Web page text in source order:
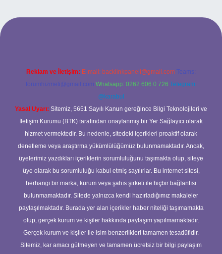
yeni giriş adresi
Reklam ve İletişim: E-mail: backlinkpaneli@gmail.com Teams:
forumhizmeti@gmail.com Whatsapp: 0262 606 0 726 Telegram:
@karabul
Yasal Uyarı: Sitemiz, 5651 Sayılı Kanun gereğince Bilgi Teknolojileri ve
İletişim Kurumu (BTK) tarafından onaylanmış bir Yer Sağlayıcı olarak
hizmet vermektedir. Bu nedenle, sitedeki içerikleri proaktif olarak
denetleme veya araştırma yükümlülüğümüz bulunmamaktadır. Ancak,
üyelerimiz yazdıkları içeriklerin sorumluluğunu taşımakta olup, siteye
üye olarak bu sorumluluğu kabul etmiş sayılırlar. Bu internet sitesi,
herhangi bir marka, kurum veya şahıs şirketi ile hiçbir bağlantısı
bulunmamaktadır. Sitede yalnızca kendi hazırladığımız makaleler
paylaşılmaktadır. Burada yer alan içerikler haber niteliği taşımamakta
olup, gerçek kurum ve kişiler hakkında paylaşım yapılmamaktadır.
Gerçek kurum ve kişiler ile isim benzerlikleri tamamen tesadüfidir.
Sitemiz, kar amacı gütmeyen ve tamamen ücretsiz bir bilgi paylaşım